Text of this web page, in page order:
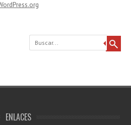
Buscar
ENLACES